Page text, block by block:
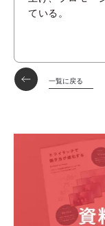
ている。
一覧に戻る